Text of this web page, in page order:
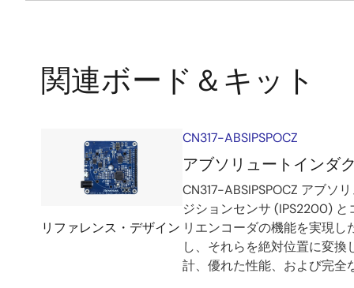
関連ボード＆キット
リファレンス・デザイン
CN317-ABSIPSPOCZ
アブソリュートインダ
CN317-ABSIPSPOCZ アブソ
ジションセンサ (IPS2200)
リエンコーダの機能を実現
し、それらを絶対位置に変
計、優れた性能、および完全